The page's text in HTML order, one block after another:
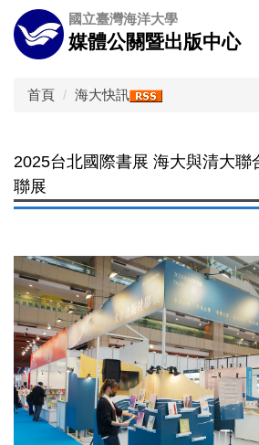
跳
到
主
國立臺灣海洋大學
媒體公關暨出版中心
首頁 海大快訊
2025台北國際書展 海大與清大聯
聯展